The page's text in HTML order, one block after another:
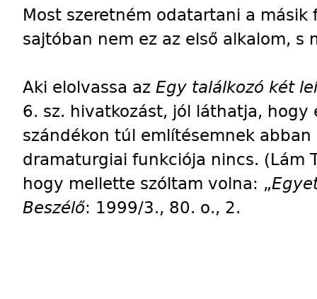
Most szeretném odatartani a
sajtóban nem ez az első alkalom, s
Aki elolvassa az Egy találkozó két
6. sz. hivatkozást, jól láthatja, hogy
szándékon túl említésemnek
dramaturgiai funkciója nincs. (Lám
hogy mellette szóltam volna: „
Beszélő: 1999/3., 80. o., 2.